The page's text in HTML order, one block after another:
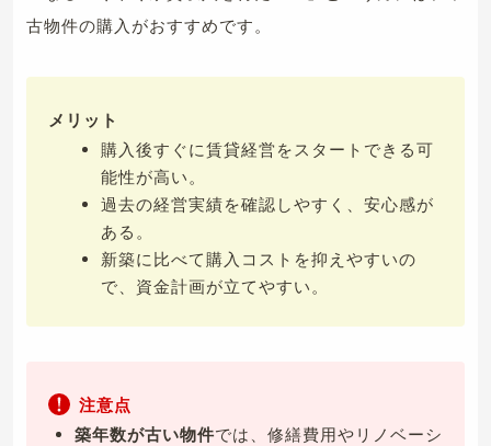
古物件の購入がおすすめです。
メリット
購入後すぐに賃貸経営をスタートできる可
能性が高い。
過去の経営実績を確認しやすく、安心感が
ある。
新築に比べて購入コストを抑えやすいの
で、資金計画が立てやすい。
注意点
築年数が古い物件では、修繕費用やリノベーシ